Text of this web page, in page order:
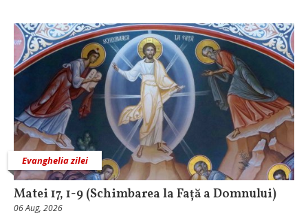
Evanghelia zilei
Matei 17, 1-9 (Schimbarea la Față a Domnului)
06 Aug, 2026